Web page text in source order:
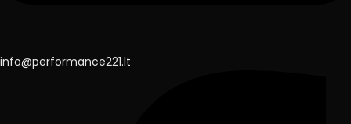
info@performance221.lt